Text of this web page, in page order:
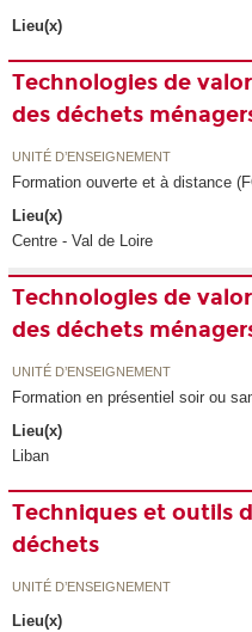
Lieu(x)
Technologies de
des déchets
UNITÉ D’ENSEIGNEMENT
Formation ouverte et à distance
Lieu(x)
Centre - Val de Loire
Technologies de
des déchets
UNITÉ D’ENSEIGNEMENT
Formation en présentiel soir ou
Lieu(x)
Liban
Techniques et outils
déchets
UNITÉ D’ENSEIGNEMENT
Lieu(x)